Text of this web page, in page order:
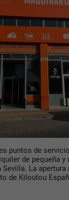
puntos de
de pequeña y
La apertura
de Kiloutou